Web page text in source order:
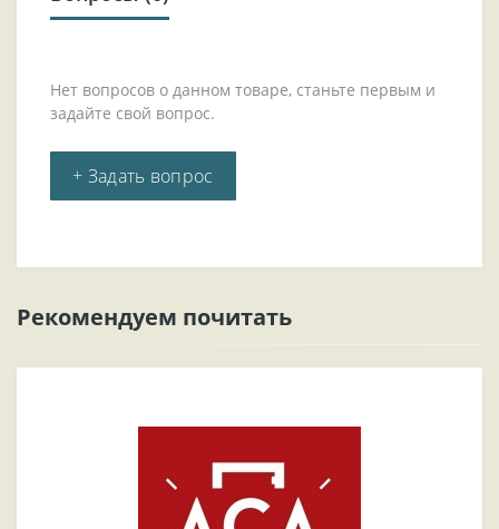
Нет вопросов о данном товаре, станьте первым и
задайте свой вопрос.
+ Задать вопрос
Рекомендуем почитать